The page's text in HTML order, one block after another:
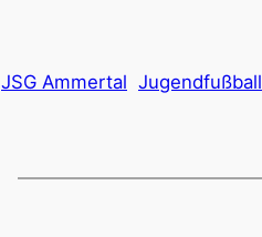
JSG Ammertal Jugendfußball